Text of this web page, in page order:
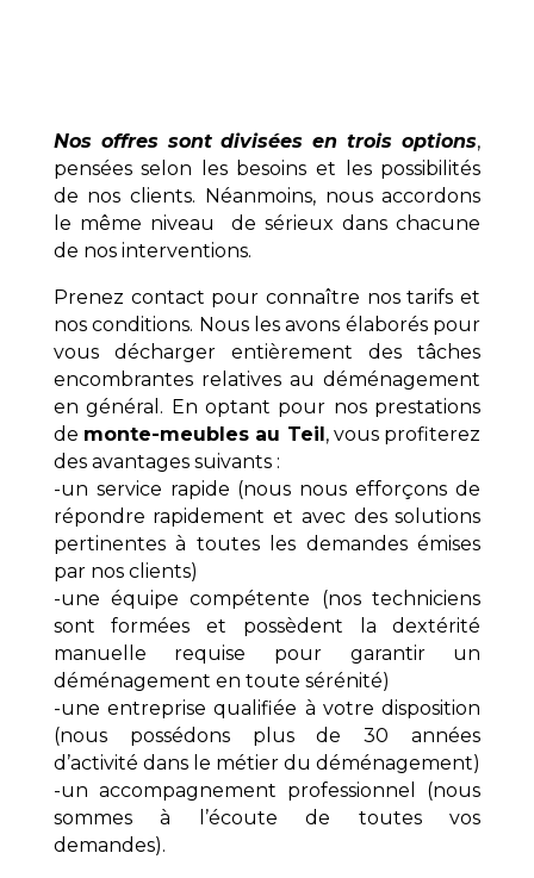
Nos offres sont divisées en trois options,
pensées selon les besoins et les possibilités
de nos clients. Néanmoins, nous accordons
le même niveau de sérieux dans chacune
de nos interventions.
Prenez contact pour connaître nos tarifs et
nos conditions. Nous les avons élaborés pour
vous décharger entièrement des tâches
encombrantes relatives au déménagement
en général. En optant pour nos prestations
de monte-meubles au Teil , vous profiterez
des avantages suivants :
-un service rapide (nous nous efforçons de
répondre rapidement et avec des solutions
pertinentes à toutes les demandes émises
par nos clients)
-une équipe compétente (nos techniciens
sont formées et possèdent la dextérité
manuelle requise pour garantir un
déménagement en toute sérénité)
-une entreprise qualifiée à votre disposition
(nous possédons plus de 30 années
d’activité dans le métier du déménagement)
-un accompagnement professionnel (nous
sommes à l’écoute de toutes vos
demandes).